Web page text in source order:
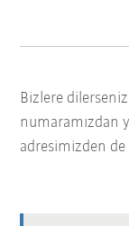
Bizlere dilerseniz
numaramızdan
adresimizden